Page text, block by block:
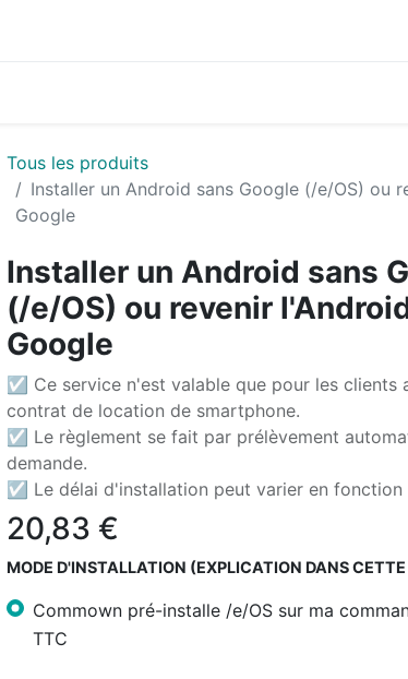
Tous les produits
Installer un Android sans Google (/e/OS) ou
Google
Installer un Android sans
(/e/OS) ou revenir
Google
☑ Ce service n'est valable que pour les clients
contrat de location de smartphone.
☑ Le règlement se fait par prélèvement
demande.
☑ Le délai d'installation peut varier en fonction
20,83 €
MODE D'INSTALLATION (EXPLICATION DANS CETTE
Commown pré-installe /e/OS sur ma
TTC